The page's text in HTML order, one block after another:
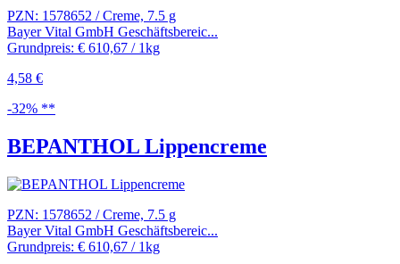
PZN: 1578652 / Creme, 7.5 g
Bayer Vital GmbH Geschäftsbereic...
Grundpreis: € 610,67 / 1kg
4,58 €
-32% **
BEPANTHOL Lippencreme
PZN: 1578652 / Creme, 7.5 g
Bayer Vital GmbH Geschäftsbereic...
Grundpreis: € 610,67 / 1kg